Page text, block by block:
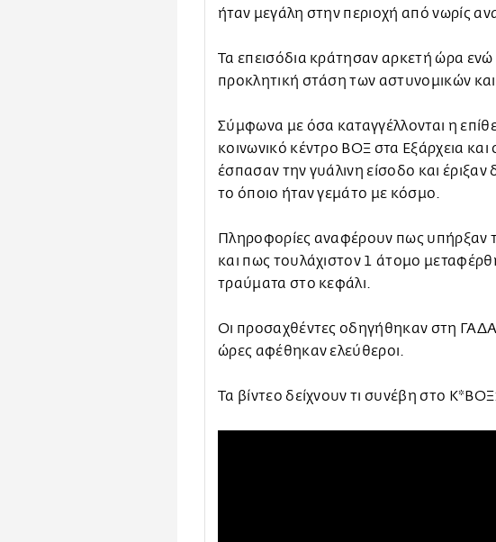
ήταν μεγάλη στην περιοχή από νωρίς
Τα επεισόδια κράτησαν αρκετή ώρα ενώ
προκλητική στάση των αστυνομικών
Σύμφωνα με όσα καταγγέλλονται η
κοινωνικό κέντρο ΒΟΞ στα Εξάρχεια
έσπασαν την γυάλινη είσοδο και
το όποιο ήταν γεμάτο με κόσμο.
Πληροφορίες αναφέρουν πως υπήρξαν
και πως τουλάχιστον 1 άτομο
τραύματα στο κεφάλι.
Οι προσαχθέντες οδηγήθηκαν στη ΓΑΔΑ
ώρες αφέθηκαν ελεύθεροι.
Τα βίντεο δείχνουν τι συνέβη στο